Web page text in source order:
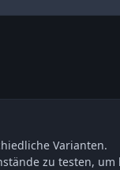
Varianten.
zu testen,